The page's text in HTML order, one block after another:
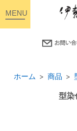
ホーム 商品
型染
toggle
navigation